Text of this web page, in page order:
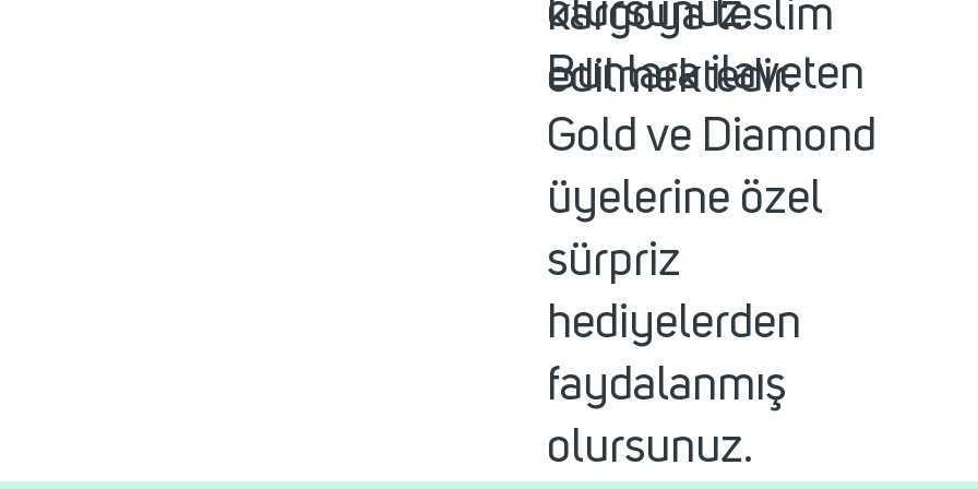
olursunuz.
Bunlara ilaveten
Gold ve Diamond
üyelerine özel
sürpriz
hediyelerden
faydalanmış
olursunuz.
kargoya teslim
edilmektedir.